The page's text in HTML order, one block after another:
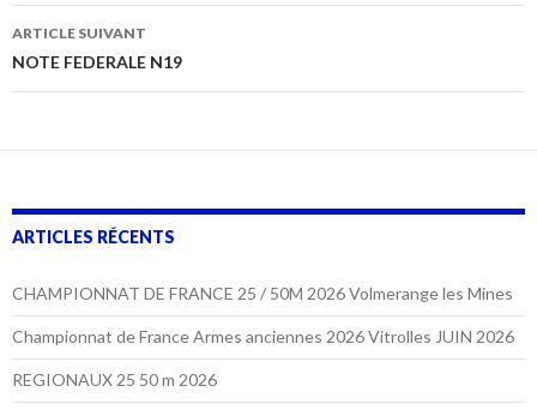
articles
ARTICLE SUIVANT
NOTE FEDERALE N19
ARTICLES RÉCENTS
CHAMPIONNAT DE FRANCE 25 / 50M 2026 Volmerange les Mines
Championnat de France Armes anciennes 2026 Vitrolles JUIN 2026
REGIONAUX 25 50 m 2026